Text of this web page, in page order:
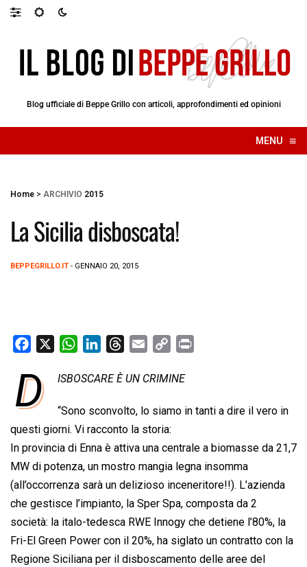
Blog ufficiale di Beppe Grillo con articoli, approfondimenti ed opinioni
MENU ≡
☰
Home > ARCHIVIO 2015
La Sicilia disboscata!
BEPPEGRILLO.IT - GENNAIO 20, 2015
c
e
o
o
k
W
a
s
A
p
p
n
e
d
I
n
r
a
d
s
a
l
p
L
n
k
t
D ISBOSCARE È UN CRIMINE
“Sono sconvolto, lo siamo in tanti a dire il vero in
questi giorni. Vi racconto la storia:
In provincia di Enna è attiva una centrale a biomasse da 21,7
MW di potenza, un mostro mangia legna insomma
(all’occorrenza sarà un delizioso inceneritore!!). L’azienda
che gestisce l’impianto, la Sper Spa, composta da 2
società: la italo-tedesca RWE Innogy che detiene l’80%, la
Fri-El Green Power con il 20%, ha siglato un contratto con la
Regione Siciliana per il disboscamento delle aree del